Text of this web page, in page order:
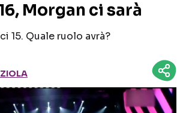
TESTI CANZONI
TOUR ED EVENTI
Morgan ci sarà
15. Quale ruolo avrà?